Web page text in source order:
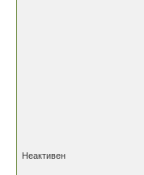
Неактивен